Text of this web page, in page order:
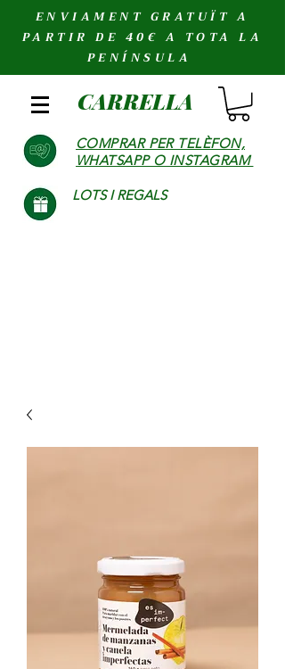
ENVIAMENT GRATUÏT A
PARTIR DE 40€ A TOTA LA
PENÍNSULA
CARRELLA
COMPRAR PER TELÈFON,
WHATSAPP O INSTAGRAM
LOTS I REGALS